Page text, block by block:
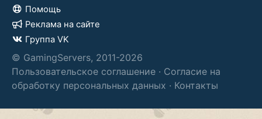
Помощь
Реклама на сайте
Группа VK
© GamingServers, 2011-2026
Пользовательское соглашение · Согласие на
обработку персональных данных · Контакты